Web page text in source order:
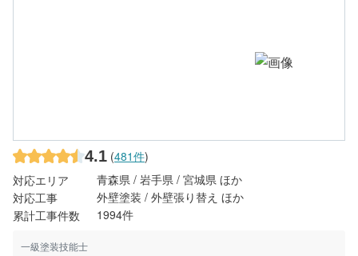
4.1 (481件)
対応エリア
青森県 / 岩手県 / 宮城県 ほか
対応工事
外壁塗装 / 外壁張り替え ほか
累計工事件数
1994件
一級塗装技能士